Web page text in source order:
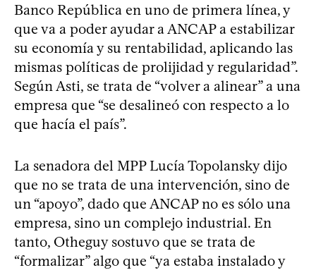
Banco República en uno de primera línea, y
que va a poder ayudar a ANCAP a estabilizar
su economía y su rentabilidad, aplicando las
mismas políticas de prolijidad y regularidad”.
Según Asti, se trata de “volver a alinear” a una
empresa que “se desalineó con respecto a lo
que hacía el país”.
La senadora del MPP Lucía Topolansky dijo
que no se trata de una intervención, sino de
un “apoyo”, dado que ANCAP no es sólo una
empresa, sino un complejo industrial. En
tanto, Otheguy sostuvo que se trata de
“formalizar” algo que “ya estaba instalado y